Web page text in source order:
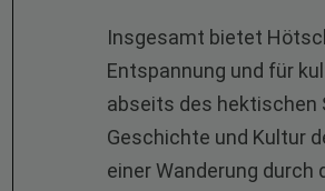
Insgesamt bietet
Entspannung und für
abseits des hektischen
Geschichte und Kultur
einer Wanderung